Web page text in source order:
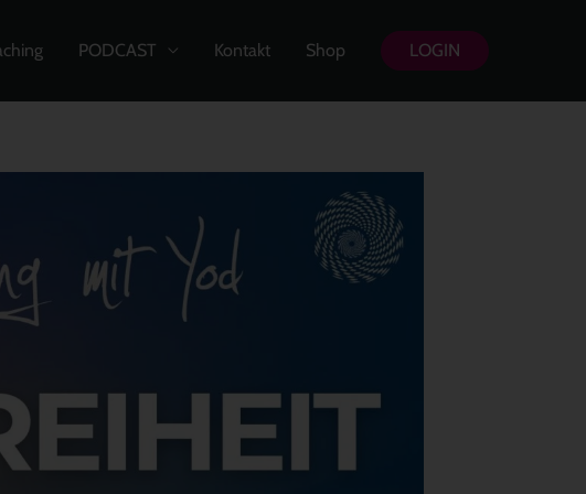
PODCAST Kontakt Shop LOGIN